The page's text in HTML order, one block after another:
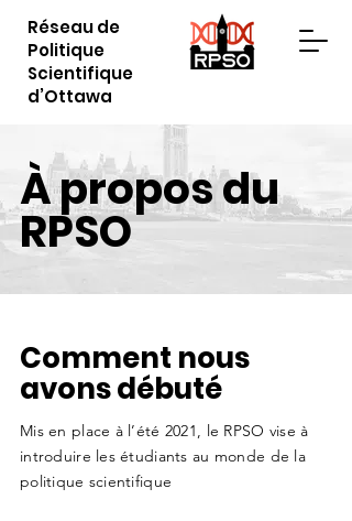
Réseau de
Politique
Scientifique
d’Ottawa
À propos du
RPSO
Comment nous
avons débuté
Mis en place à l’été 2021, le RPSO vise à
introduire les étudiants au monde de la
politique scientifique